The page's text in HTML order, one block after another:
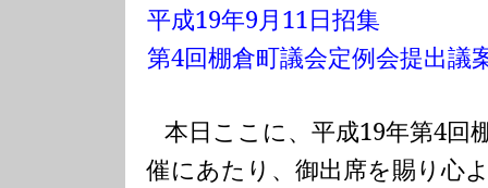
平成19年9月11日招集
第4回棚倉町議会定例会提出議
本日ここに、平成19年第4回
催にあたり、御出席を賜り心